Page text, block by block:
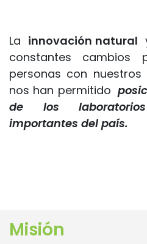
La innovación natural
constantes
personas con
nos han permitido
de los
importantes del país.
Misión